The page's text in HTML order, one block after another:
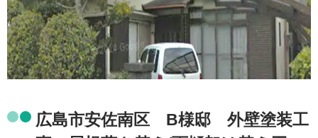
広島市安佐南区 B様邸 外壁塗装工